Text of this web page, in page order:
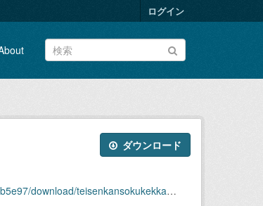
ログイン
ダウンロード
teisenkansokukekkaomote2024-10.xlsx